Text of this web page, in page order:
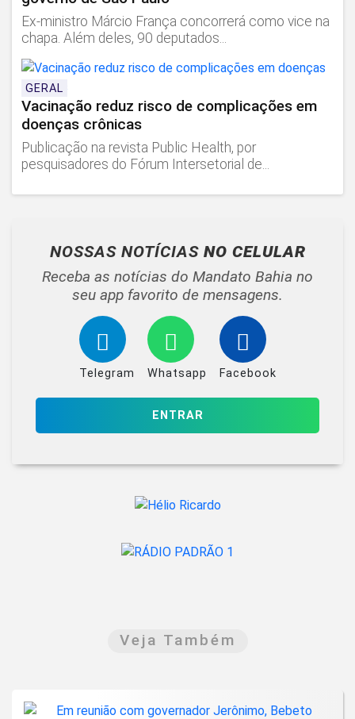
Ex-ministro Márcio França concorrerá como vice na
chapa. Além deles, 90 deputados...
GERAL
Vacinação reduz risco de complicações em
doenças crônicas
Publicação na revista Public Health, por
pesquisadores do Fórum Intersetorial de...
NOSSAS NOTÍCIAS NO CELULAR
Receba as notícias do Mandato Bahia no
seu app favorito de mensagens.
Telegram Whatsapp Facebook
ENTRAR
Veja Também